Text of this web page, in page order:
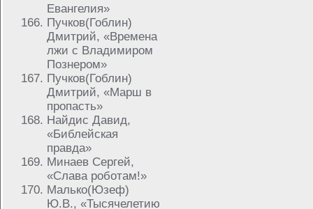
Евангелия»
Пучков(Гоблин)
Дмитрий, «Времена
лжи с Владимиром
Познером»
Пучков(Гоблин)
Дмитрий, «Марш в
пропасть»
Найдис Давид,
«Библейская
правда»
Минаев Сергей,
«Слава роботам!»
Малько(Юзеф)
Ю.В., «Тысячелетию